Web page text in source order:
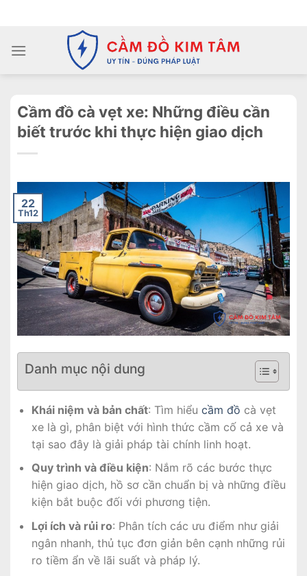
dung
Cầm đồ cà vẹt xe: Những điều cần
biết trước khi thực hiện giao dịch
22
Th12
Danh mục nội dung
Khái niệm và bản chất: Tìm hiểu cầm đồ cà vẹt
xe là gì, phân biệt với hình thức cầm cố cả xe và
tại sao đây là giải pháp tài chính linh hoạt.
Quy trình và điều kiện: Nắm rõ các bước thực
hiện giao dịch, hồ sơ cần chuẩn bị và những điều
kiện bắt buộc đối với phương tiện.
Lợi ích và rủi ro: Phân tích các ưu điểm như giải
ngân nhanh, thủ tục đơn giản bên cạnh những rủi
ro tiềm ẩn về lãi suất và pháp lý.